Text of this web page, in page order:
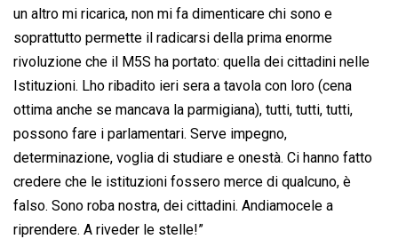
un altro mi ricarica, non mi fa dimenticare chi sono e
soprattutto permette il radicarsi della prima enorme
rivoluzione che il M5S ha portato: quella dei cittadini nelle
Istituzioni. Lho ribadito ieri sera a tavola con loro (cena
ottima anche se mancava la parmigiana), tutti, tutti, tutti,
possono fare i parlamentari. Serve impegno,
determinazione, voglia di studiare e onestà. Ci hanno fatto
credere che le istituzioni fossero merce di qualcuno, è
falso. Sono roba nostra, dei cittadini. Andiamocele a
riprendere. A riveder le stelle!”